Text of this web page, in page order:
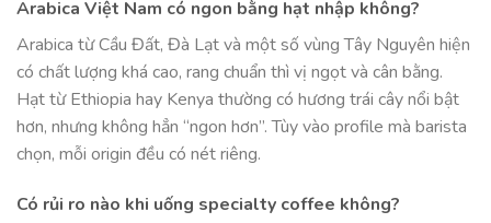
Arabica Việt Nam có ngon bằng hạt nhập không?
Arabica từ Cầu Đất, Đà Lạt và một số vùng Tây Nguyên hiện
có chất lượng khá cao, rang chuẩn thì vị ngọt và cân bằng.
Hạt từ Ethiopia hay Kenya thường có hương trái cây nổi bật
hơn, nhưng không hẳn “ngon hơn”. Tùy vào profile mà barista
chọn, mỗi origin đều có nét riêng.
Có rủi ro nào khi uống specialty coffee không?